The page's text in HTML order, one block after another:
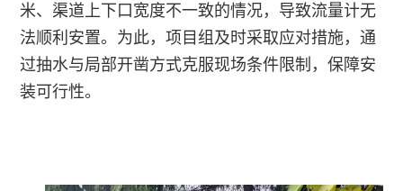
米、渠道上下口宽度不一致的情况，导致流量计无
法顺利安置。为此，项目组及时采取应对措施，通
过抽水与局部开凿方式克服现场条件限制，保障安
装可行性。